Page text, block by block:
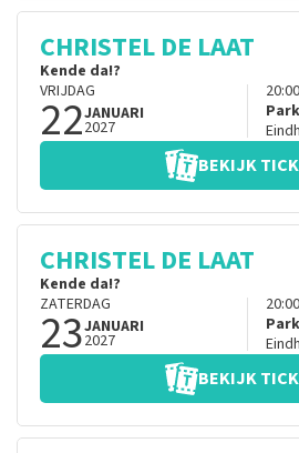
CHRISTEL DE LAAT
Kende da!?
VRIJDAG
22JANUARI
2027
20:00
BEKIJK
CHRISTEL DE LAAT
Kende da!?
ZATERDAG
23JANUARI
2027
20:00
BEKIJK